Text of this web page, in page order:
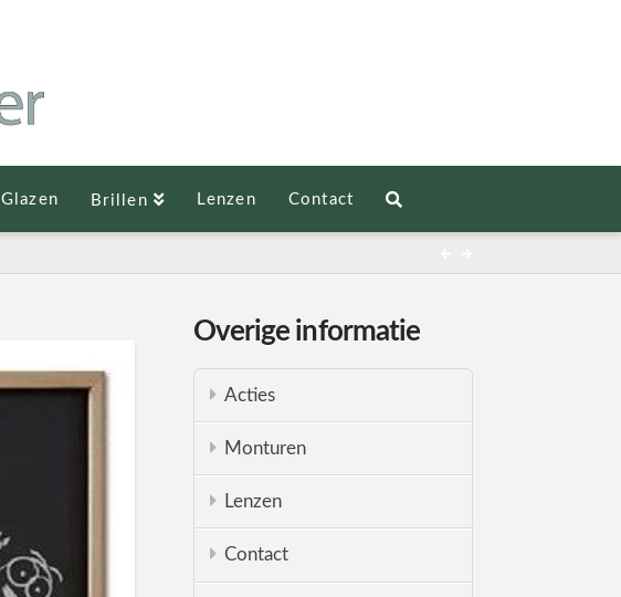
Glazen Brillen Lenzen Contact
Overige informatie
Acties
Monturen
Lenzen
Contact